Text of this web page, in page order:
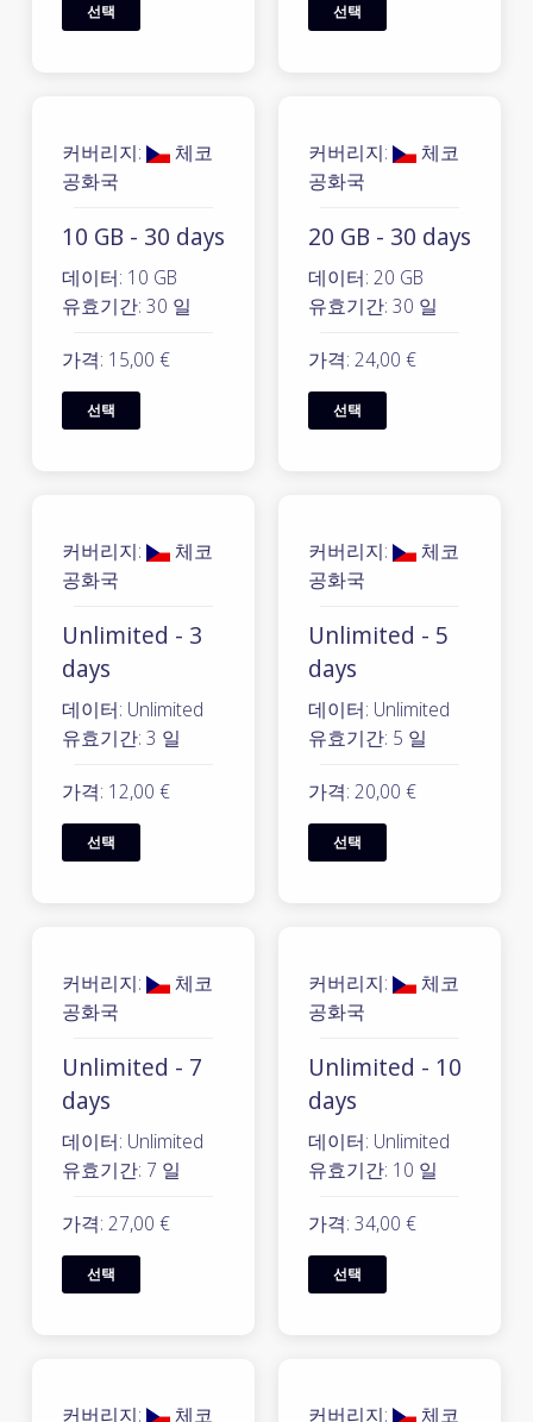
선택 선택
커버리지:
체코
공화국
10 GB - 30 days
데이터: 10 GB
유효기간: 30 일
가격: 15,00 €
선택
커버리지:
체코
공화국
20 GB - 30 days
데이터: 20 GB
유효기간: 30 일
가격: 24,00 €
선택
커버리지:
체코
공화국
Unlimited - 3
days
데이터: Unlimited
유효기간: 3 일
가격: 12,00 €
선택
커버리지:
체코
공화국
Unlimited - 5
days
데이터: Unlimited
유효기간: 5 일
가격: 20,00 €
선택
커버리지:
체코
공화국
Unlimited - 7
days
데이터: Unlimited
유효기간: 7 일
가격: 27,00 €
선택
커버리지:
체코
공화국
Unlimited - 10
days
데이터: Unlimited
유효기간: 10 일
가격: 34,00 €
선택
커버리지: 체코 커버리지: 체코